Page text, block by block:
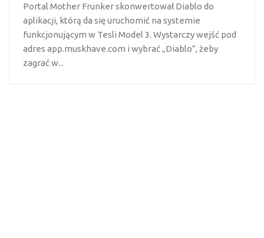
Portal Mother Frunker skonwertował Diablo do
aplikacji, którą da się uruchomić na systemie
funkcjonującym w Tesli Model 3. Wystarczy wejść pod
adres app.muskhave.com i wybrać „Diablo”, żeby
zagrać w...